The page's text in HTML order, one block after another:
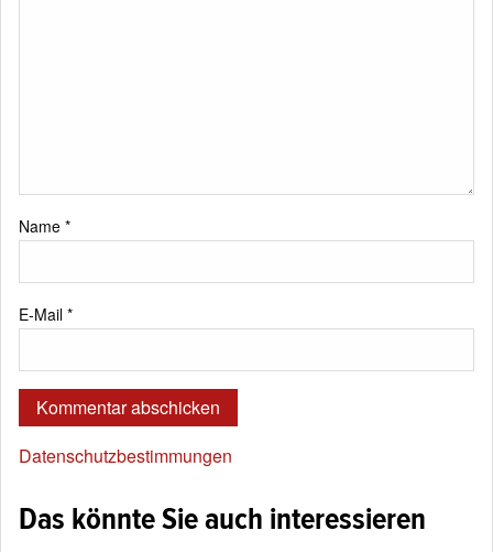
Name *
E-Mail *
Datenschutzbestimmungen
Das könnte Sie auch interessieren